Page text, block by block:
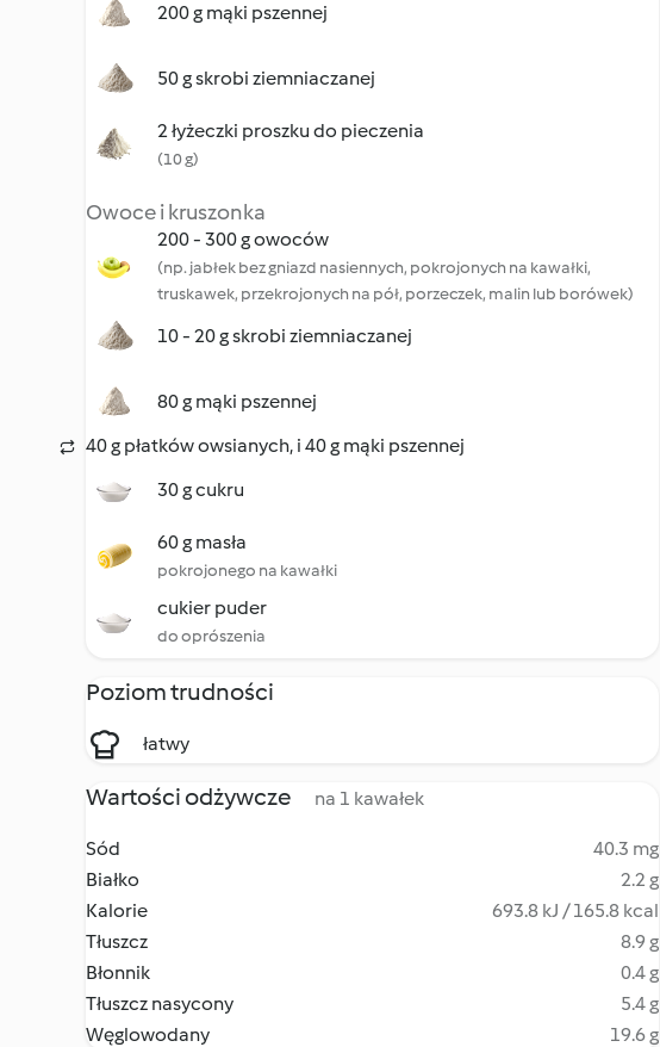
200 g mąki pszennej
50 g skrobi ziemniaczanej
2 łyżeczki proszku do pieczenia
(10 g)
Owoce i kruszonka
200 - 300 g owoców
(np. jabłek bez gniazd nasiennych, pokrojonych na kawałki,
truskawek, przekrojonych na pół, porzeczek, malin lub borówek)
10 - 20 g skrobi ziemniaczanej
80 g mąki pszennej
40 g płatków owsianych, i 40 g mąki pszennej
30 g cukru
60 g masła
pokrojonego na kawałki
cukier puder
do oprószenia
Poziom trudności
łatwy
Wartości odżywcze na 1 kawałek
Sód
40.3 mg
Białko
2.2 g
Kalorie
693.8 kJ / 165.8 kcal
Tłuszcz
8.9 g
Błonnik
0.4 g
Tłuszcz nasycony
5.4 g
Węglowodany
19.6 g